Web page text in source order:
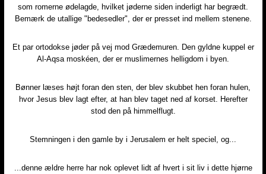
som romerne ødelagde, hvilket jøderne siden inderligt har begrædt.
Bemærk de utallige "bedesedler", der er presset ind mellem stenene.​
Et par ortodokse jøder på vej mod Grædemuren. Den gyldne kuppel er
Al-Aqsa moskéen, der er muslimernes helligdom i byen.​
Bønner læses højt foran den sten, der blev skubbet hen foran hulen,
hvor Jesus blev lagt efter, at han blev taget ned af korset. Herefter
stod den på himmelflugt.​
Stemningen i den gamle by i Jerusalem er helt speciel, og...​
...denne ældre herre har nok oplevet lidt af hvert i sit liv i dette hjørne